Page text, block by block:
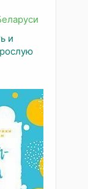
и